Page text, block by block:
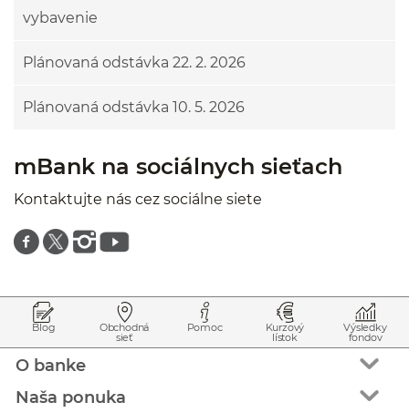
vybavenie
Plánovaná odstávka 22. 2. 2026
Plánovaná odstávka 10. 5. 2026
mBank na sociálnych sieťach
Kontaktujte nás cez sociálne siete
Znajdź nas na facebooku
Znajdź nas na twitterze
Znajdź nas na instagramie
Znajdź nas na youtube
Blog Obchodná
sieť
Pomoc Kurzový
lístok
Výsledky
fondov
O banke
Naša ponuka